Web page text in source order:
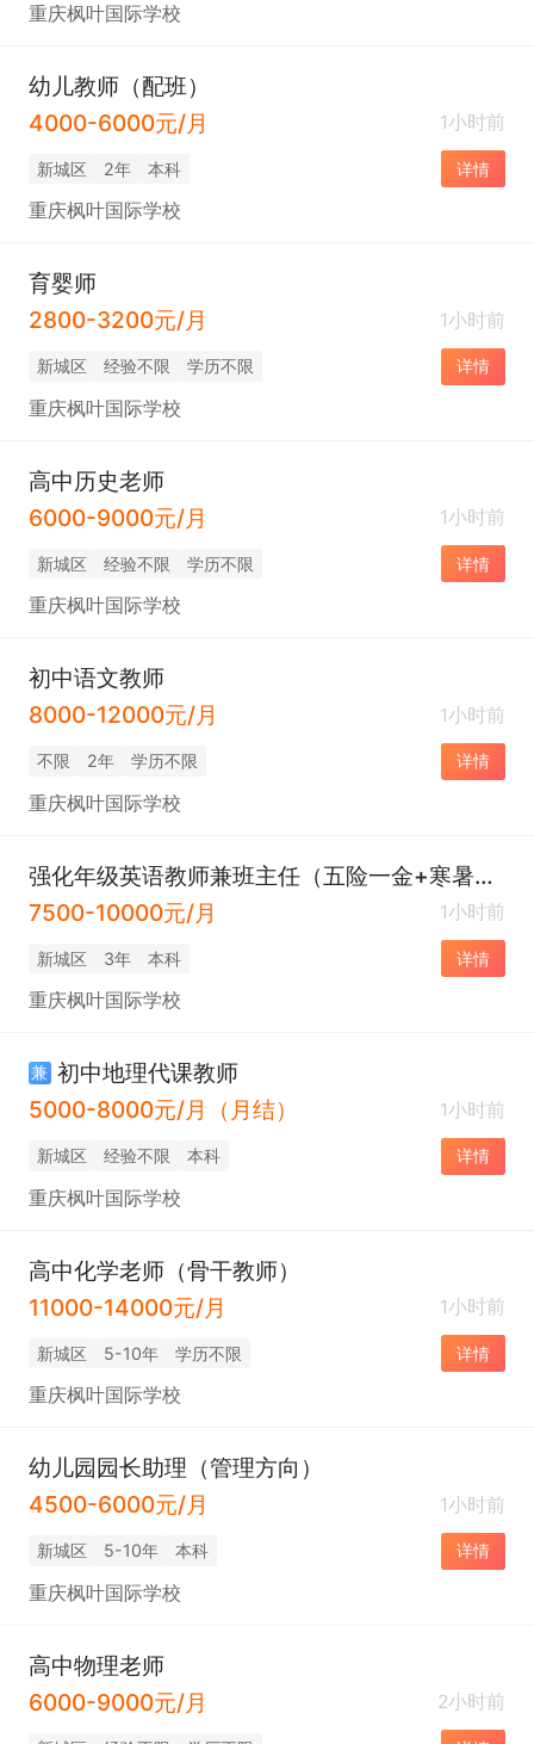
重庆枫叶国际学校
幼儿教师（配班）
4000-6000元/月
1小时前
新城区 2年 本科 详情
重庆枫叶国际学校
育婴师
2800-3200元/月
1小时前
新城区 经验不限 学历不限 详情
重庆枫叶国际学校
高中历史老师
6000-9000元/月
1小时前
新城区 经验不限 学历不限 详情
重庆枫叶国际学校
初中语文教师
8000-12000元/月
1小时前
不限 2年 学历不限 详情
重庆枫叶国际学校
强化年级英语教师兼班主任（五险一金+寒暑假+双休+职称评定）
7500-10000元/月
1小时前
新城区 3年 本科 详情
重庆枫叶国际学校
兼 初中地理代课教师
5000-8000元/月（月结）
1小时前
新城区 经验不限 本科 详情
重庆枫叶国际学校
高中化学老师（骨干教师）
11000-14000元/月
1小时前
新城区 5-10年 学历不限 详情
重庆枫叶国际学校
幼儿园园长助理（管理方向）
4500-6000元/月
1小时前
新城区 5-10年 本科 详情
重庆枫叶国际学校
高中物理老师
6000-9000元/月
2小时前